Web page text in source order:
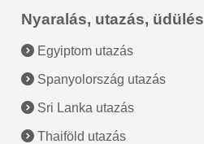
Nyaralás, utazás, üdülés
Egyiptom utazás
Spanyolország utazás
Sri Lanka utazás
Thaiföld utazás